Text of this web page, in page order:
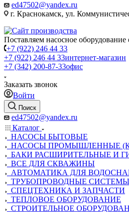
ed47502@yandex.ru
г. Краснокамск, ул.
Поставляем насосное оборудование
+7 (922) 246 44 33
+7 (922) 246 44 33интернет-магазин
+7 (342) 200-87-33офис
Заказать звонок
Войти
Поиск
ed47502@yandex.ru
Каталог
НАСОСЫ БЫТОВЫЕ
НАСОСЫ ПРОМЫШЛЕННЫЕ
БАКИ РАСШИРИТЕЛЬНЫЕ И
ВСЕ ДЛЯ СКВАЖИНЫ
АВТОМАТИКА ДЛЯ
ТРУБОПРОВОДНЫЕ СИСТЕМЫ
СПЕЦТЕХНИКА И ЗАПЧАСТИ
ТЕПЛОВОЕ ОБОРУДОВАНИЕ
СТРОИТЕЛЬНОЕ